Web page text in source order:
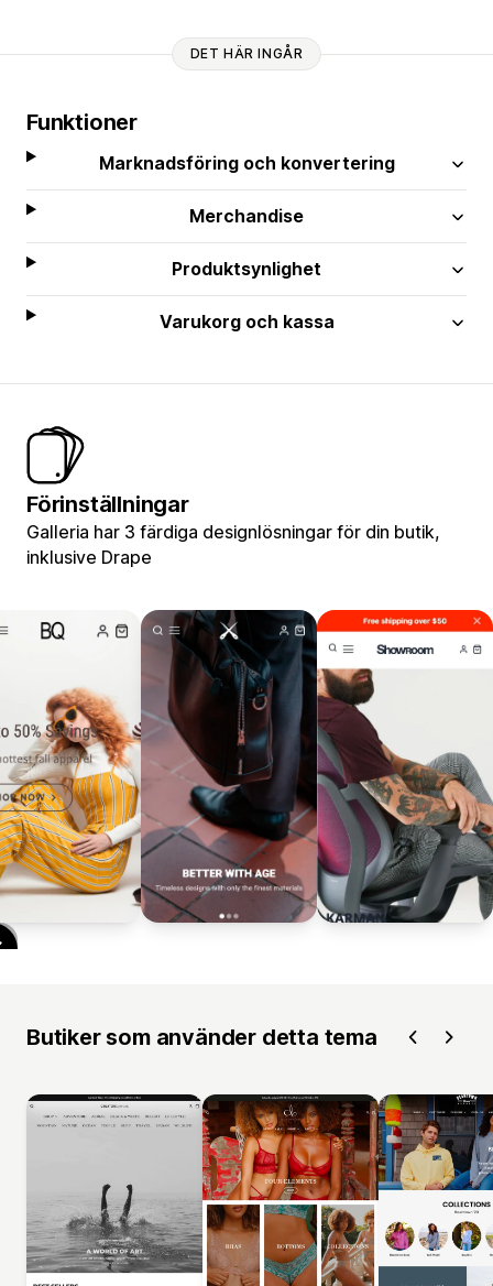
DET HÄR INGÅR
Funktioner
Marknadsföring och konvertering
Merchandise
Produktsynlighet
Varukorg och kassa
Förinställningar
Galleria har 3 färdiga designlösningar för din butik,
inklusive Drape
Butiker som använder detta tema